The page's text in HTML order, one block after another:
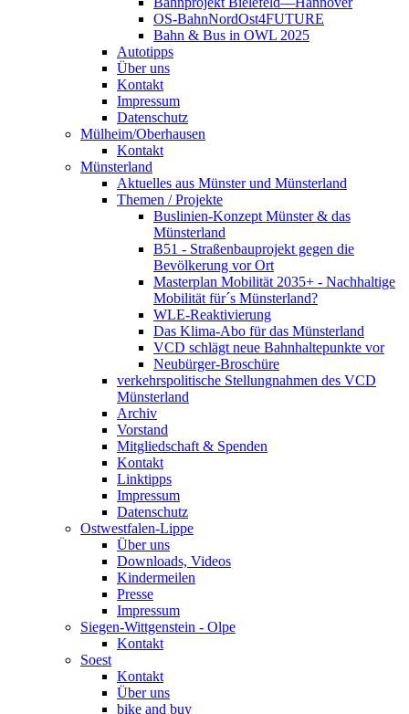
OS-BahnNordOst4FUTURE
Bahn & Bus in OWL 2025
Autotipps
Über uns
Kontakt
Impressum
Datenschutz
Mülheim/Oberhausen
Kontakt
Münsterland
Aktuelles aus Münster und Münsterland
Themen / Projekte
Buslinien-Konzept Münster & das
Münsterland
B51 - Straßenbauprojekt gegen die
Bevölkerung vor Ort
Masterplan Mobilität 2035+ - Nachhaltige
Mobilität für´s Münsterland?
WLE-Reaktivierung
Das Klima-Abo für das Münsterland
VCD schlägt neue Bahnhaltepunkte vor
Neubürger-Broschüre
verkehrspolitische Stellungnahmen des VCD
Münsterland
Archiv
Vorstand
Mitgliedschaft & Spenden
Kontakt
Linktipps
Impressum
Datenschutz
Ostwestfalen-Lippe
Über uns
Downloads, Videos
Kindermeilen
Presse
Impressum
Siegen-Wittgenstein - Olpe
Kontakt
Soest
Kontakt
Über uns
bike and buy